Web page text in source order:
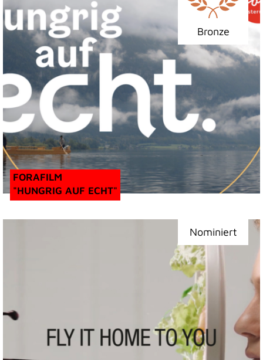
Bronze
FORAFILM
"HUNGRIG AUF ECHT"
Nominiert